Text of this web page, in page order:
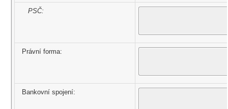
PSČ:
Právní forma:
Bankovní spojení: